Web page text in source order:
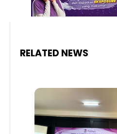
RELATED NEWS